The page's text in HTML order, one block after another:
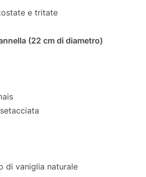
e tritate
(22 cm di diametro)
di vaniglia naturale